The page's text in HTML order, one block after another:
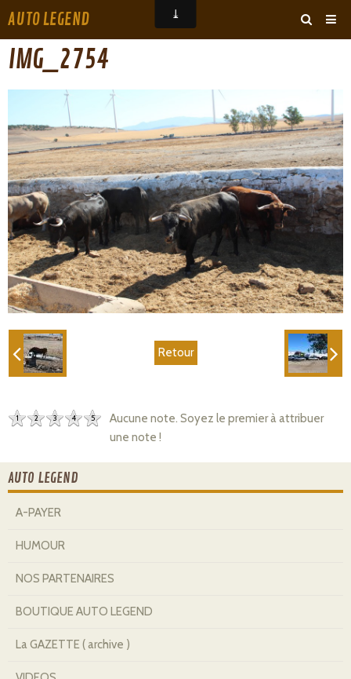
AUTO LEGEND
ARCHIVES
‹ ›
IMG_2754
Retour
1 2 3 4 5
Aucune note. Soyez le premier à attribuer
une note !
AUTO LEGEND
A-PAYER
HUMOUR
NOS PARTENAIRES
BOUTIQUE AUTO LEGEND
La GAZETTE ( archive )